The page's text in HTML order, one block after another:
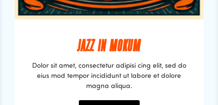
JAZZ IN MOKUM
Dolor sit amet, consectetur adipisi cing elit, sed do
eius mod tempor incididunt ut labore et dolore
magna aliqua.